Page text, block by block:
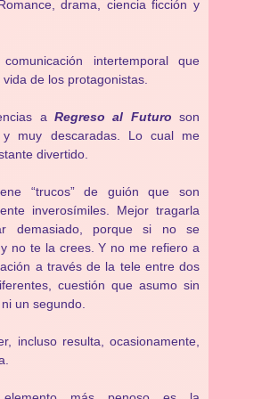
drama, ciencia ficción y
intertemporal que
de los protagonistas.
a Regreso al Futuro son
y muy descaradas. Lo cual me
divertido.
“trucos” de guión que son
inverosímiles. Mejor tragarla
demasiado, porque si no se
no te la crees. Y no me refiero a
a través de la tele entre dos
cuestión que asumo sin
un segundo.
incluso resulta, ocasionamente,